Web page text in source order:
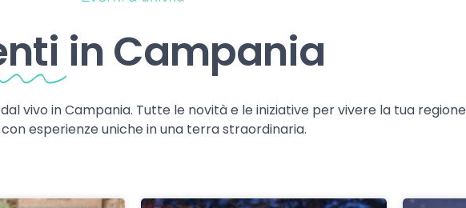
in Campania
vivo in Campania. Tutte le novità e le iniziative per vivere la tua regione
con esperienze uniche in una terra straordinaria.